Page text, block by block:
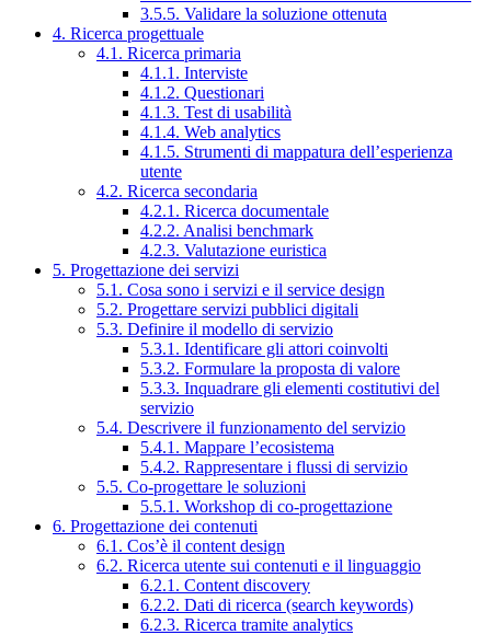
3.5.5. Validare la soluzione ottenuta
4. Ricerca progettuale
4.1. Ricerca primaria
4.1.1. Interviste
4.1.2. Questionari
4.1.3. Test di usabilità
4.1.4. Web analytics
4.1.5. Strumenti di mappatura dell’esperienza
utente
4.2. Ricerca secondaria
4.2.1. Ricerca documentale
4.2.2. Analisi benchmark
4.2.3. Valutazione euristica
5. Progettazione dei servizi
5.1. Cosa sono i servizi e il service design
5.2. Progettare servizi pubblici digitali
5.3. Definire il modello di servizio
5.3.1. Identificare gli attori coinvolti
5.3.2. Formulare la proposta di valore
5.3.3. Inquadrare gli elementi costitutivi del
servizio
5.4. Descrivere il funzionamento del servizio
5.4.1. Mappare l’ecosistema
5.4.2. Rappresentare i flussi di servizio
5.5. Co-progettare le soluzioni
5.5.1. Workshop di co-progettazione
6. Progettazione dei contenuti
6.1. Cos’è il content design
6.2. Ricerca utente sui contenuti e il linguaggio
6.2.1. Content discovery
6.2.2. Dati di ricerca (search keywords)
6.2.3. Ricerca tramite analytics